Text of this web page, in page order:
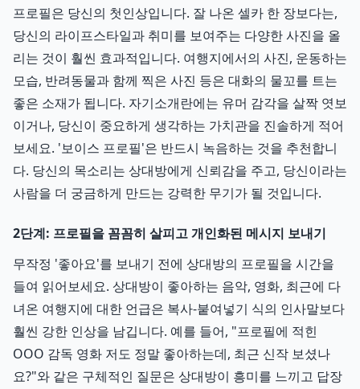
프로필은 당신의 첫인상입니다. 잘 나온 셀카 한 장보다는,
당신의 라이프스타일과 취미를 보여주는 다양한 사진을 올
리는 것이 훨씬 효과적입니다. 여행지에서의 사진, 운동하는
모습, 반려동물과 함께 찍은 사진 등은 대화의 물꼬를 트는
좋은 소재가 됩니다. 자기소개란에는 유머 감각을 살짝 엿보
이거나, 당신이 중요하게 생각하는 가치관을 진솔하게 적어
보세요. '보이스 프로필'은 반드시 녹음하는 것을 추천합니
다. 당신의 목소리는 상대방에게 신뢰감을 주고, 당신이라는
사람을 더 궁금하게 만드는 강력한 무기가 될 것입니다.
2단계: 프로필을 꼼꼼히 살피고 개인화된 메시지 보내기
무작정 '좋아요'를 보내기 전에 상대방의 프로필을 시간을
들여 읽어보세요. 상대방이 좋아하는 음악, 영화, 최근에 다
녀온 여행지에 대한 언급은 복사-붙여넣기 식의 인사말보다
훨씬 강한 인상을 남깁니다. 예를 들어, "프로필에 적힌
OOO 감독 영화 저도 정말 좋아하는데, 최근 신작 보셨나
요?"와 같은 구체적인 질문은 상대방이 흥미를 느끼고 답장